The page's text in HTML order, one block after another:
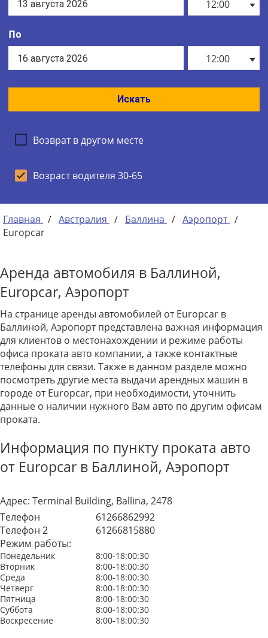
12:00
По
12:00
Искать
Возврат в другом месте
Возраст водителя 30-65
Главная / Австралия / Баллина / Аэропорт /
Europcar
Аренда автомобиля в Баллиной,
Europcar, Аэропорт
На странице аренды автомобилей от Europcar в
Баллиной, Аэропорт представлена важная информация
для клиентов о местонахождении и режиме работы
офиса проката авто компании, а также контактные
телефоны для связи. Также в данном разделе можно
посмотреть другие места выдачи арендных машин в
городе от Europcar, при необходимости, уточнить
данные о наличии нужного Вам авто по другим офисам
проката.
Информация по пункту проката авто
от Europcar в Баллиной, Аэропорт
Адрес: Terminal Building, Ballina, 2478
Телефон
61266862992
Телефон 2
61266815880
Режим работы:
Понедельник
8:00-18:00:30
Вторник
8:00-18:00:30
Среда
8:00-18:00:30
Четверг
8:00-18:00:30
Пятница
8:00-18:00:30
Суббота
8:00-18:00:30
Воскресение
8:00-18:00:30